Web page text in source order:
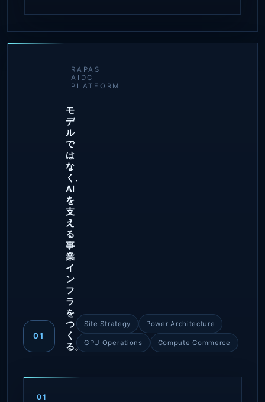
01
RAPAS
AIDC
PLATFORM
モ
デ
ル
で
は
な
く、
AI
を
支
え
る
事
業
イ
ン
フ
ラ
を
つ
く
る。
Site Strategy Power Architecture
GPU Operations Compute Commerce
01